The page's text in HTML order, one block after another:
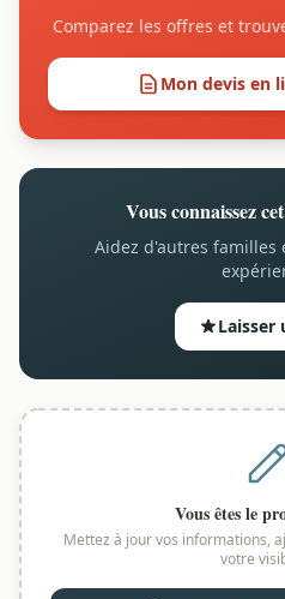
Comparez les offres et
Mon devis en
Vous connaissez
Aidez d'autres
Laisser
Vous êtes le
Mettez à jour vos informations,
votre